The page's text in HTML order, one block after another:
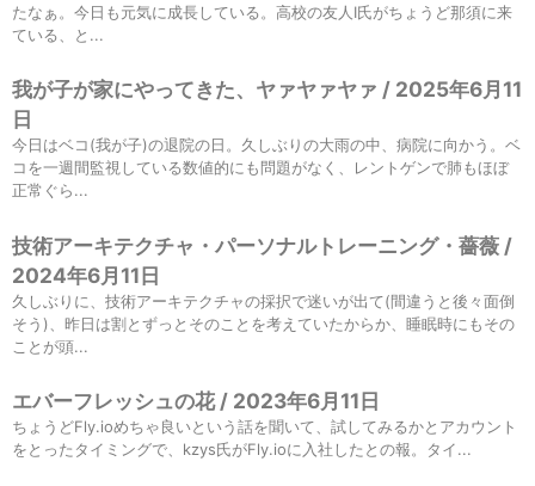
たなぁ。今日も元気に成長している。高校の友人I氏がちょうど那須に来
ている、と...
我が子が家にやってきた、ヤァヤァヤァ / 2025年6月11
日
今日はベコ(我が子)の退院の日。久しぶりの大雨の中、病院に向かう。ベ
コを一週間監視している数値的にも問題がなく、レントゲンで肺もほぼ
正常ぐら...
技術アーキテクチャ・パーソナルトレーニング・薔薇 /
2024年6月11日
久しぶりに、技術アーキテクチャの採択で迷いが出て(間違うと後々面倒
そう)、昨日は割とずっとそのことを考えていたからか、睡眠時にもその
ことが頭...
エバーフレッシュの花 / 2023年6月11日
ちょうどFly.ioめちゃ良いという話を聞いて、試してみるかとアカウント
をとったタイミングで、kzys氏がFly.ioに入社したとの報。タイ...